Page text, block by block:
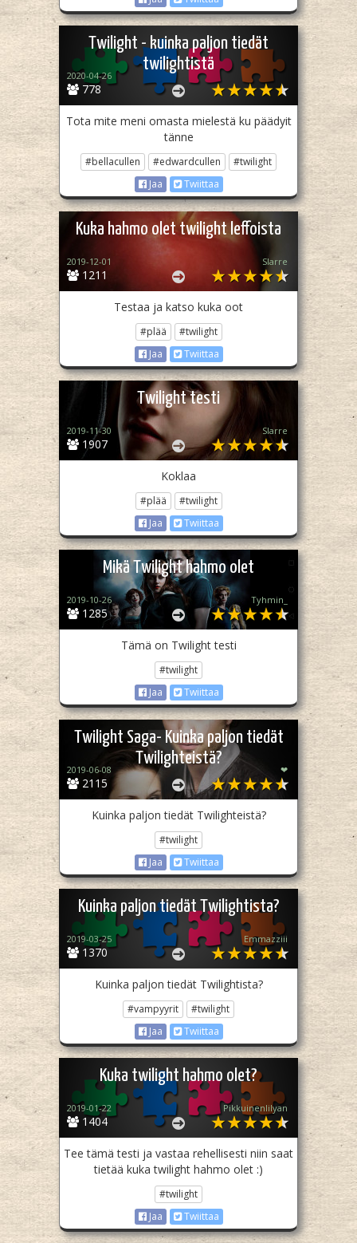
Twilight - kuinka paljon tiedät
twilightistä
778
2020-04-26
Tota mite meni omasta mielestä ku päädyit
tänne
#bellacullen #edwardcullen
#twilight
Jaa
Twiittaa
Kuka hahmo olet twilight leffoista
1211
2019-12-01 Slarre
Testaa ja katso kuka oot
#plää
#twilight
Jaa
Twiittaa
Twilight testi
1907
2019-11-30 Slarre
Koklaa
#plää
#twilight
Jaa
Twiittaa
Mikä Twilight hahmo olet
1285
2019-10-26 Tyhmin_
Tämä on Twilight testi
#twilight
Jaa
Twiittaa
Twilight Saga- Kuinka paljon tiedät
Twilighteistä?
2115
2019-06-08 ❤
Kuinka paljon tiedät Twilighteistä?
#twilight
Jaa
Twiittaa
Kuinka paljon tiedät Twilightista?
1370
2019-03-25 Emmazziii
Kuinka paljon tiedät Twilightista?
#vampyyrit
#twilight
Jaa
Twiittaa
Kuka twilight hahmo olet?
1404
2019-01-22 Pikkuinenlilyan
Tee tämä testi ja vastaa rehellisesti niin saat
tietää kuka twilight hahmo olet :)
#twilight
Jaa
Twiittaa